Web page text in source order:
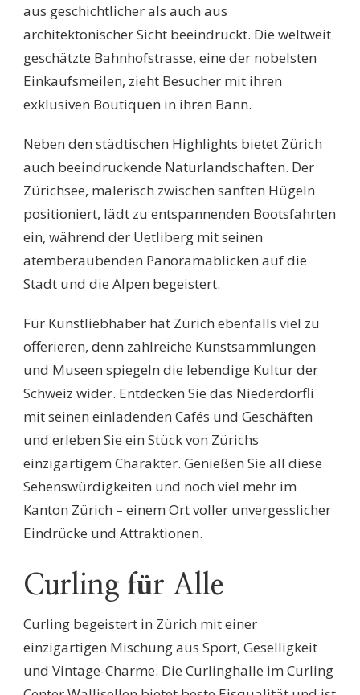
aus geschichtlicher als auch aus
architektonischer Sicht beeindruckt. Die weltweit
geschätzte Bahnhofstrasse, eine der nobelsten
Einkaufsmeilen, zieht Besucher mit ihren
exklusiven Boutiquen in ihren Bann.
Neben den städtischen Highlights bietet Zürich
auch beeindruckende Naturlandschaften. Der
Zürichsee, malerisch zwischen sanften Hügeln
positioniert, lädt zu entspannenden Bootsfahrten
ein, während der Uetliberg mit seinen
atemberaubenden Panoramablicken auf die
Stadt und die Alpen begeistert.
Für Kunstliebhaber hat Zürich ebenfalls viel zu
offerieren, denn zahlreiche Kunstsammlungen
und Museen spiegeln die lebendige Kultur der
Schweiz wider. Entdecken Sie das Niederdörfli
mit seinen einladenden Cafés und Geschäften
und erleben Sie ein Stück von Zürichs
einzigartigem Charakter. Genießen Sie all diese
Sehenswürdigkeiten und noch viel mehr im
Kanton Zürich – einem Ort voller unvergesslicher
Eindrücke und Attraktionen.
Curling für Alle
Curling begeistert in Zürich mit einer
einzigartigen Mischung aus Sport, Geselligkeit
und Vintage-Charme. Die Curlinghalle im Curling